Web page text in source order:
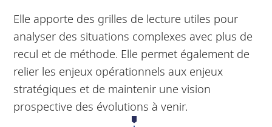
Elle apporte des grilles de lecture utiles pour
analyser des situations complexes avec plus de
recul et de méthode. Elle permet également de
relier les enjeux opérationnels aux enjeux
stratégiques et de maintenir une vision
prospective des évolutions à venir.